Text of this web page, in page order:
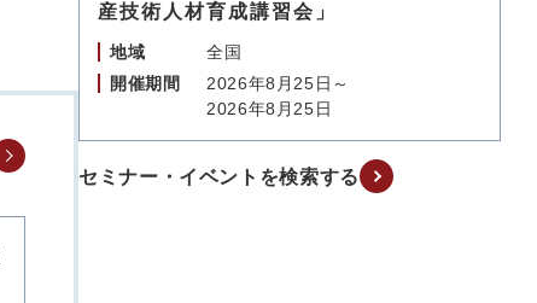
産技術人材育成講習会」
地域
全国
開催期間
2026年8月25日～
2026年8月25日
セミナー・イベントを検索する